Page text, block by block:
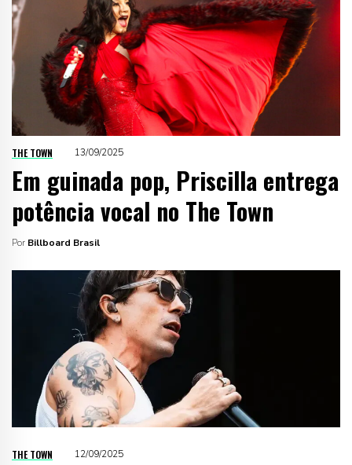
THE TOWN 13/09/2025
Em guinada pop, Priscilla entrega
potência vocal no The Town
Por Billboard Brasil
THE TOWN 12/09/2025